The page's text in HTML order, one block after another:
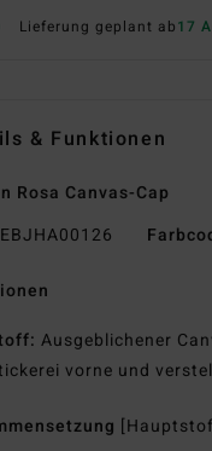
Lieferung geplant ab17
& Funktionen
Rosa Canvas-Cap
EBJHA00126
Ausgeblichener
vorne und